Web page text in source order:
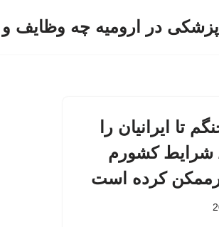
در ارومیه چه وظایف و
تا ایرانیان را
شرایط کشورم
کرده است